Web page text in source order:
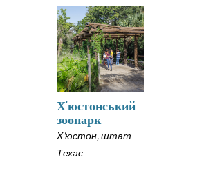
Х'юстонський
зоопарк
Х'юстон, штат
Техас